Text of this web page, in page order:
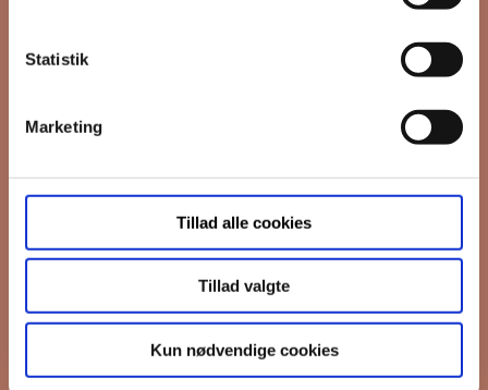
Statistik
Marketing
Tillad alle cookies
Tillad valgte
Kun nødvendige cookies
Interesseret i
Ejerboliger
Lejeboliger
Andelsboliger
Markedsføringstilladelse